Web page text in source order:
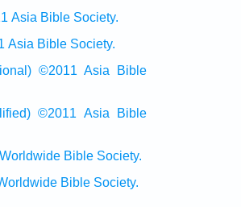
Asia Bible Society.
Asia Bible Society.
©2011 Asia Bible
©2011 Asia Bible
Bible Society.
Bible Society.